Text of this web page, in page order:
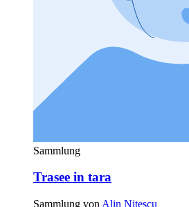
Sammlung
Trasee in tara
Sammlung von Alin Nitescu